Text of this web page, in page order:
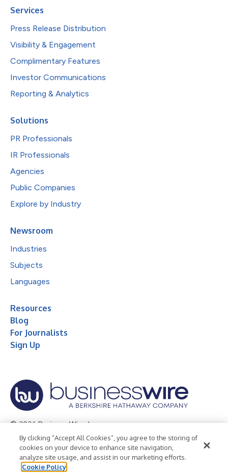
Services
Press Release Distribution
Visibility & Engagement
Complimentary Features
Investor Communications
Reporting & Analytics
Solutions
PR Professionals
IR Professionals
Agencies
Public Companies
Explore by Industry
Newsroom
Industries
Subjects
Languages
Resources
Blog
For Journalists
Sign Up
© 2026 Business Wire, Inc.
Privacy Policy Cookie Policy
Accessibility Statement
Terms of Use
Legal
By clicking “Accept All Cookies”, you agree to the storing of
cookies on your device to enhance site navigation,
analyze site usage, and assist in our marketing efforts.
Cookie Policy